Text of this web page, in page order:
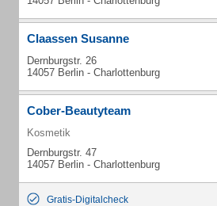
Claassen Susanne
Dernburgstr. 26
14057 Berlin - Charlottenburg
Cober-Beautyteam
Kosmetik
Dernburgstr. 47
14057 Berlin - Charlottenburg
Gratis-Digitalcheck